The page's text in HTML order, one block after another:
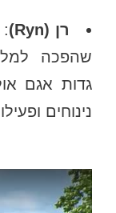
רן (Ryn)
:
שהפכה
גדות אגם
נינוחים